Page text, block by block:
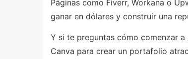
Páginas como Fiverr, Workana o
ganar en dólares y construir una
Y si te preguntas cómo comenzar
Canva para crear un portafolio